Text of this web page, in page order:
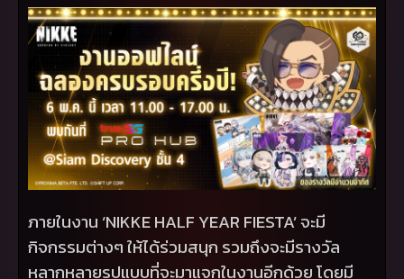
ภายในงาน ‘NIKKE HALF YEAR FIESTA’จะมี
กิจกรรมต่างๆ ให้ได้ร่วมสนุก รวมถึงจะมีรางวัล
หลากหลายรูปแบบที่จะมาแจกในงานอีกด้วย โดยมี